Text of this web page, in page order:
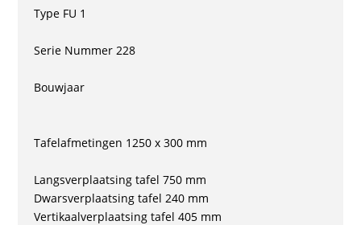
Type FU 1
Serie Nummer 228
Bouwjaar
Tafelafmetingen 1250 x 300 mm
Langsverplaatsing tafel 750 mm
Dwarsverplaatsing tafel 240 mm
Vertikaalverplaatsing tafel 405 mm